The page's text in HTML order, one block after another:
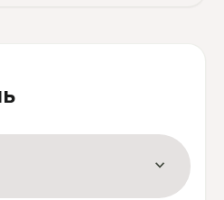
expand_more